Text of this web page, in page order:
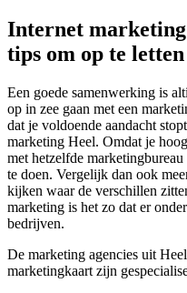
Internet
tips om op te letten
Een goede samenwerking is
op in zee gaan met een
dat je voldoende aandacht
marketing Heel. Omdat je
met hetzelfde
te doen. Vergelijk dan ook
kijken waar de verschillen
marketing is het zo dat er
bedrijven.
De marketing agencies uit
marketingkaart zijn